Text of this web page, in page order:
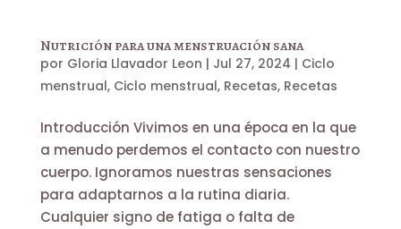
Nutrición para una menstruación sana
por Gloria Llavador Leon | Jul 27, 2024 | Ciclo
menstrual, Ciclo menstrual, Recetas, Recetas
Introducción Vivimos en una época en la que
a menudo perdemos el contacto con nuestro
cuerpo. Ignoramos nuestras sensaciones
para adaptarnos a la rutina diaria.
Cualquier signo de fatiga o falta de